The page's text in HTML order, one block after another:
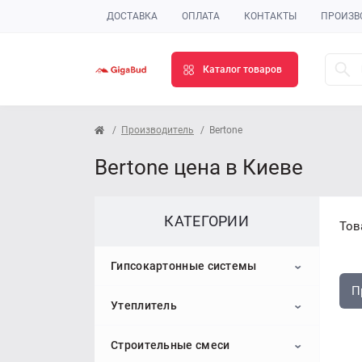
ДОСТАВКА ОПЛАТА КОНТАКТЫ
Каталог товаров
Производитель Bertone
Bertone цена в Киеве
КАТЕГОРИИ
Гипсокартонные системы
Гипсокартон
Потолочный гипсокартон
Профиль для гипсокартона
Утеплитель
Пенопласт
Строительные смеси